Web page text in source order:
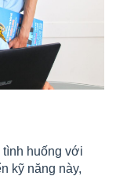
tình huống với
kỹ năng này,